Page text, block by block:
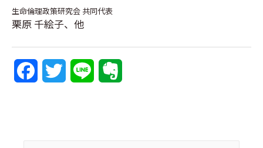
生命倫理政策研究会 共同代表
栗原 千絵子、他